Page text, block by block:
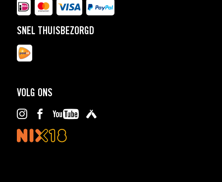
SNEL THUISBEZORGD
VOLG ONS